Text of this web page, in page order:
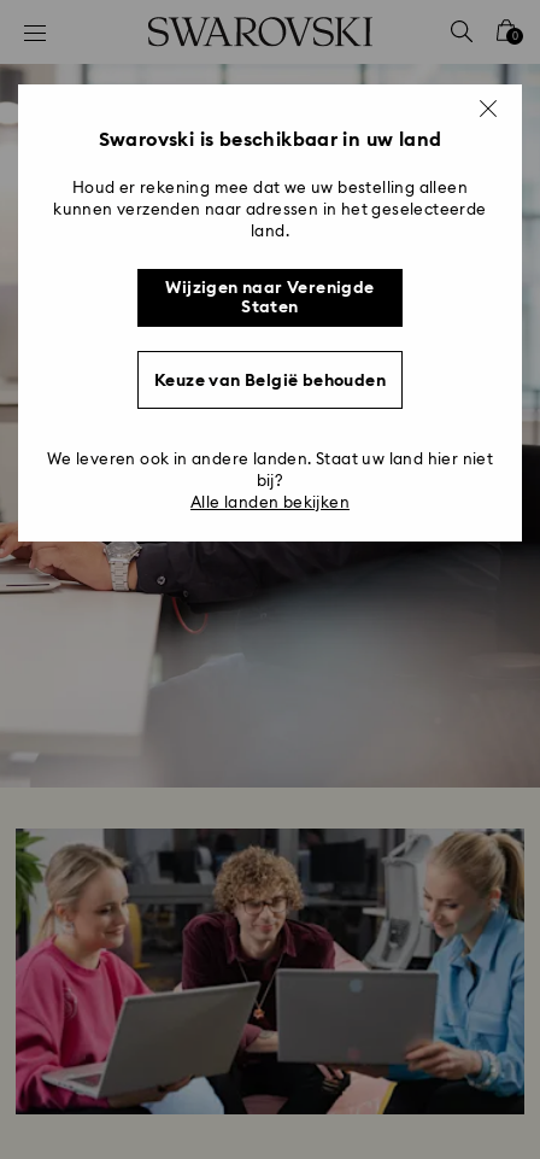
Lijst met toegangscodes
0 - Koptekst
2 - Voettekst
0
Digital
Toegevoegde waarde aan klanten en
oplossingen
Bekijk Digital-vacatures
Swarovski is beschikbaar in uw land
Houd er rekening mee dat we uw bestelling alleen
kunnen verzenden naar adressen in het geselecteerde
land.
Wijzigen naar Verenigde
Staten
Keuze van België behouden
We leveren ook in andere landen. Staat uw land hier niet
bij?
Alle landen bekijken